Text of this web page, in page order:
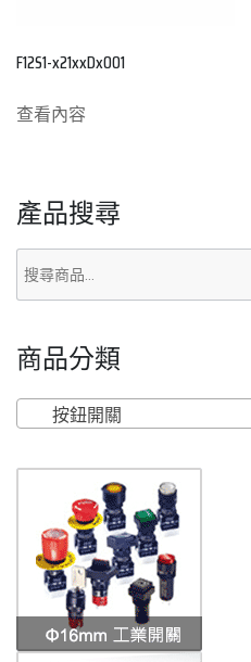
F12S1-x21xxDx001
查看內容
產品搜尋
商品分類
按鈕開關